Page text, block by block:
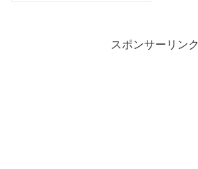
スポンサーリンク